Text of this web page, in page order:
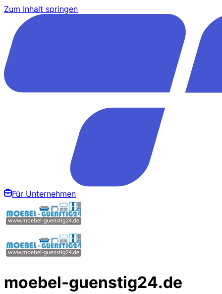
Zum Inhalt springen
Für Unternehmen
moebel-guenstig24.de